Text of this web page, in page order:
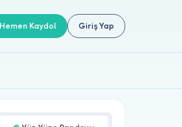
Hemen Kaydol Giriş Yap